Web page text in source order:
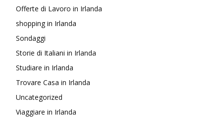
Offerte di Lavoro in Irlanda
shopping in Irlanda
Sondaggi
Storie di Italiani in Irlanda
Studiare in Irlanda
Trovare Casa in Irlanda
Uncategorized
Viaggiare in Irlanda